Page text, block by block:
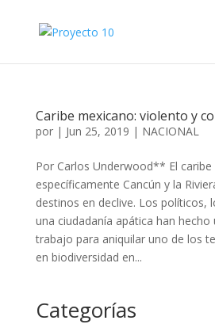
Caribe mexicano: violento y
por | Jun 25, 2019 | NACIONAL
Por Carlos Underwood** El caribe
específicamente Cancún y la
destinos en declive. Los políticos,
una ciudadanía apática han hecho
trabajo para aniquilar uno de los
en biodiversidad en...
Categorías